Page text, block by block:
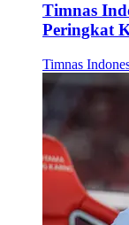
Timnas
Peringkat
Timnas